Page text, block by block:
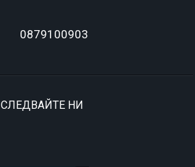
0879100903
СЛЕДВАЙТЕ НИ